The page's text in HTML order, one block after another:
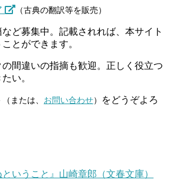
（古典の翻訳等を販売）
ど募集中。記載されれば、本サイト
とができます。
間違いの指摘も歓迎。正しく役立つ
い。
（または、 お問い合わせ）
をどうぞよろ
ということ』山崎章郎（文春文庫）